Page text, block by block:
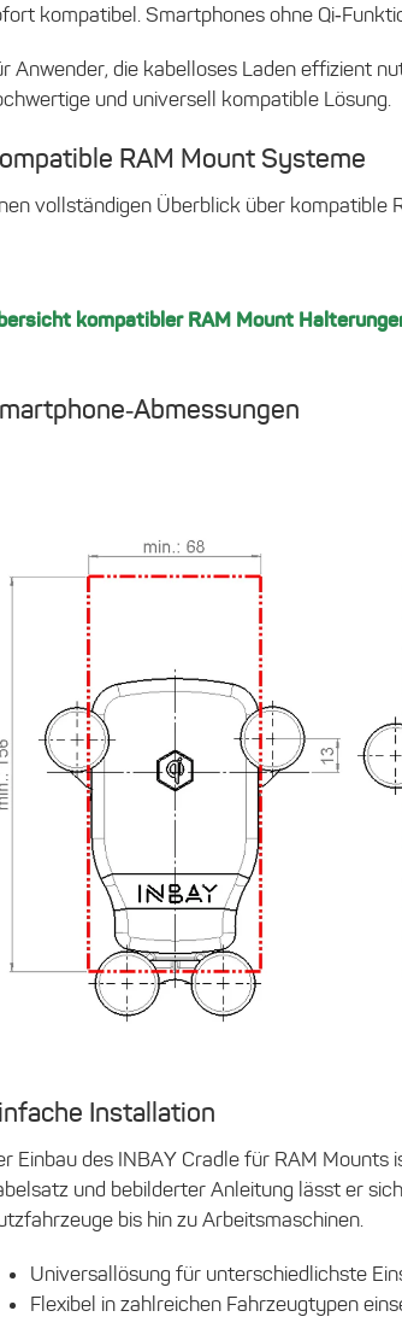
kompatibel. Smartphones ohne
Anwender, die kabelloses Laden effizient
und universell kompatible Lösung.
RAM Mount Systeme
vollständigen Überblick über kompatible
kompatibler RAM Mount
Installation
Einbau des INBAY Cradle für RAM
und bebilderter Anleitung lässt er
bis hin zu Arbeitsmaschinen.
Universallösung für unterschiedlichste
Flexibel in zahlreichen Fahrzeugtypen